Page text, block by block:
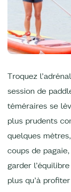
Troquez
session de
téméraires se
plus prudents
quelques
coups de
garder
plus qu’à